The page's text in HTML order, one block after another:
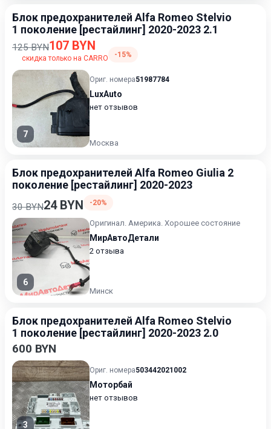
Блок предохранителей Alfa Romeo Stelvio
1 поколение [рестайлинг] 2020-2023 2.1
125 BYN107 BYN
скидка только на CARRO -15%
7
Ориг. номера51987784
LuxAuto
нет отзывов
Москва
Блок предохранителей Alfa Romeo Giulia 2
поколение [рестайлинг] 2020-2023
30 BYN24 BYN -20%
6
Оригинал. Америка. Хорошее состояние
МирАвтоДетали
2 отзыва
Минск
Блок предохранителей Alfa Romeo Stelvio
1 поколение [рестайлинг] 2020-2023 2.0
600 BYN
3
Ориг. номера503442021002
Моторбай
нет отзывов